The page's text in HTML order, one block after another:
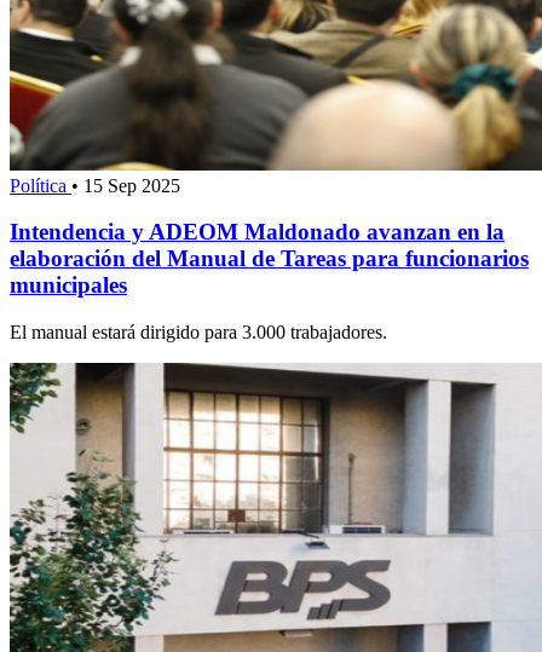
Política • 15 Sep 2025
Intendencia y ADEOM Maldonado avanzan en la
elaboración del Manual de Tareas para funcionarios
municipales
El manual estará dirigido para 3.000 trabajadores.